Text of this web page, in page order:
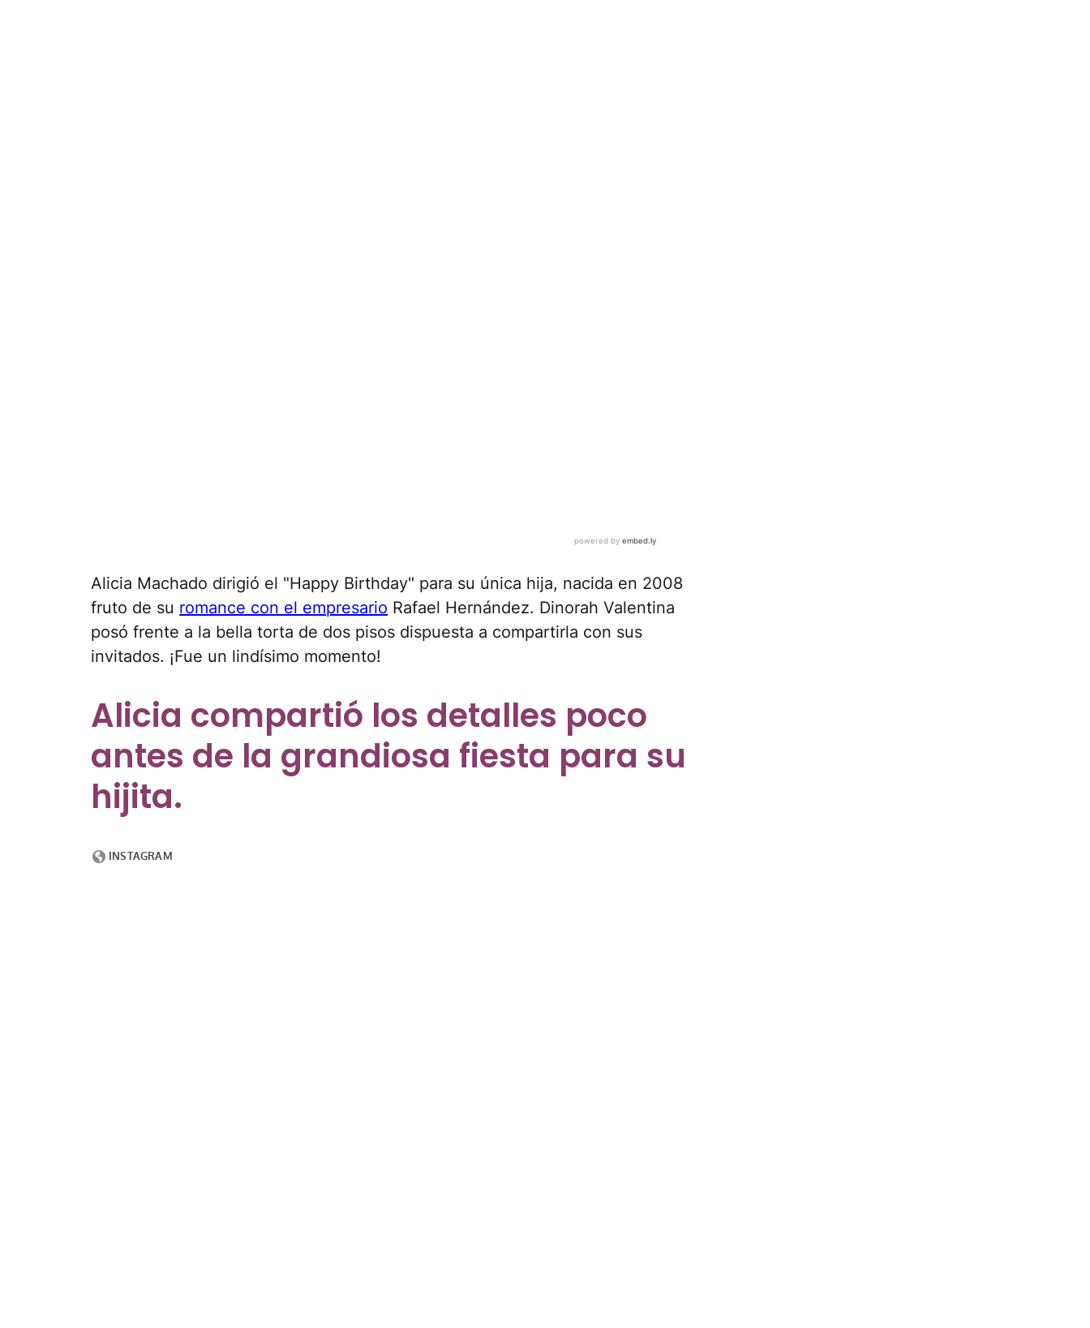
Alicia Machado dirigió el "Happy Birthday" para su única hija, nacida en 2008
fruto de su romance con el empresario Rafael Hernández. Dinorah Valentina
posó frente a la bella torta de dos pisos dispuesta a compartirla con sus
invitados. ¡Fue un lindísimo momento!
Alicia compartió los detalles poco
antes de la grandiosa fiesta para su
hijita.